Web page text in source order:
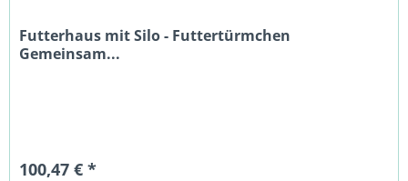
Futterhaus mit Silo - Futtertürmchen
Gemeinsam...
100,47 € *